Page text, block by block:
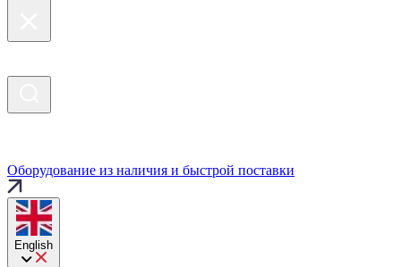
Оборудование из наличия и быстрой поставки
English